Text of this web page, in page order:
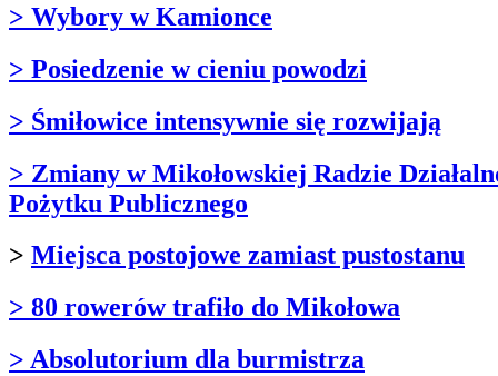
> Wybory w Kamionce
> Posiedzenie w cieniu powodzi
> Śmiłowice intensywnie się rozwijają
> Zmiany w Mikołowskiej Radzie
Pożytku Publicznego
> Miejsca postojowe zamiast pustostanu
> 80 rowerów trafiło do Mikołowa
> Absolutorium dla burmistrza